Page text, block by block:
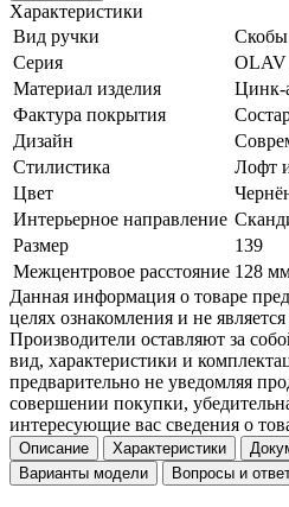
Характеристики
Вид ручки
Скобы
Серия
OLAV
Материал изделия
Цинк-
Фактура покрытия
Дизайн
Стилистика
Лофт
Цвет
Интерьерное направление
Размер
139
Межцентровое расстояние 128
Данная информация о товаре
целях ознакомления и не
Производители оставляют за
вид, характеристики и
предварительно не уведомляя
совершении покупки,
интересующие вас сведения о
Описание Характеристики
Варианты модели
Вопросы и